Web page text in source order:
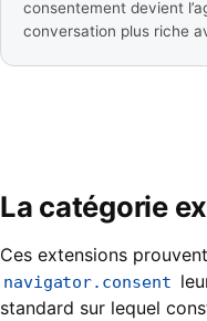
consentement devient
conversation plus riche
La catégorie
Ces extensions
navigator.consent
standard sur lequel